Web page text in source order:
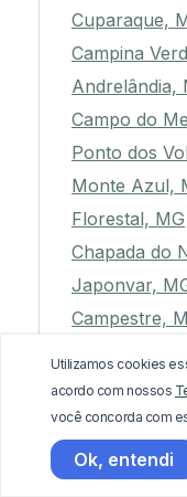
Cuparaque,
Campina
Andrelândia,
Campo do
Ponto dos
Monte Azul,
Florestal, MG
Chapada do
Japonvar,
Campestre,
Pedralva, MG
São José da
Belo Vale, MG
Ibiaí, MG
Utilizamos cookies
acordo com nossos
você concorda com
Ok, entendi